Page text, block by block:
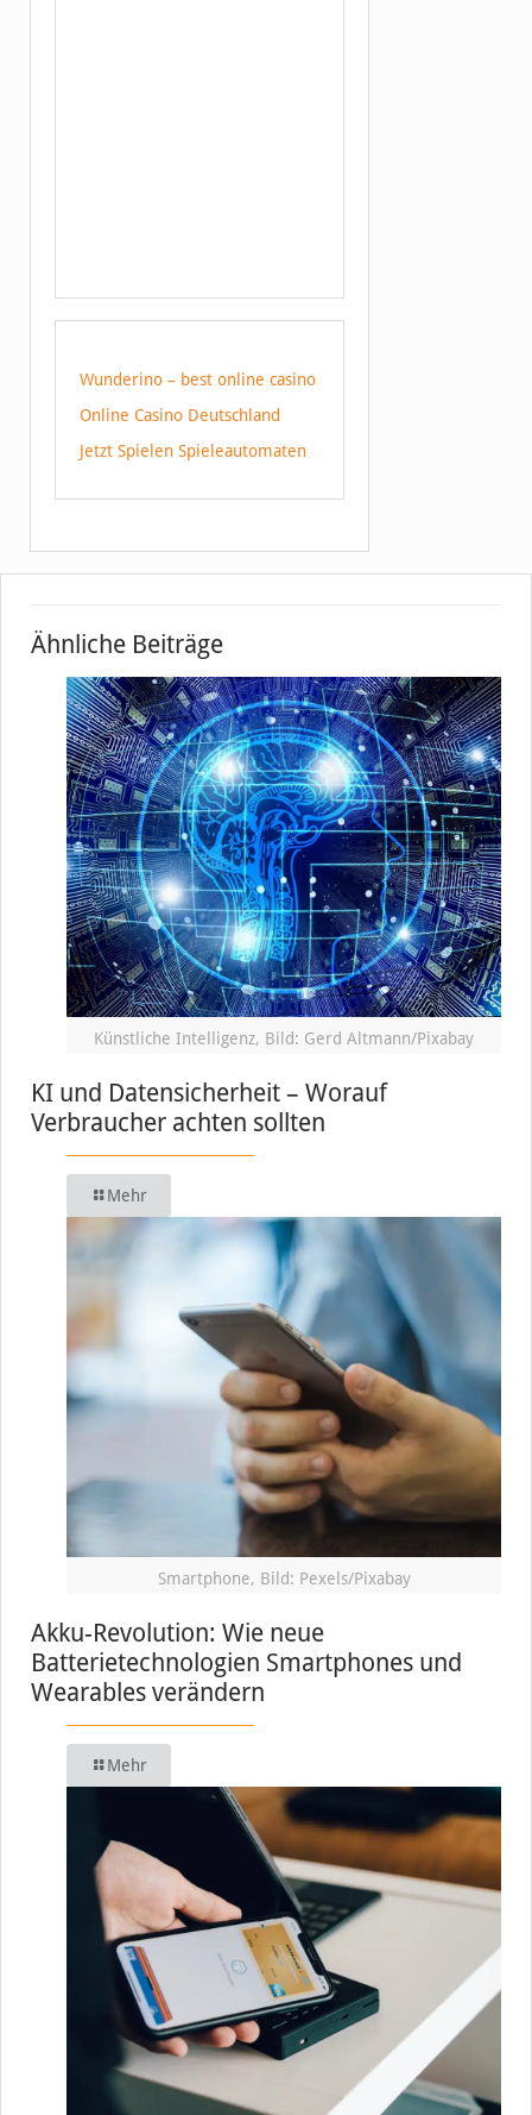
Wunderino – best online casino
Online Casino Deutschland
Jetzt Spielen Spieleautomaten
Ähnliche Beiträge
Künstliche Intelligenz, Bild: Gerd Altmann/Pixabay
KI und Datensicherheit – Worauf
Verbraucher achten sollten
Mehr
Smartphone, Bild: Pexels/Pixabay
Akku-Revolution: Wie neue
Batterietechnologien Smartphones und
Wearables verändern
Mehr